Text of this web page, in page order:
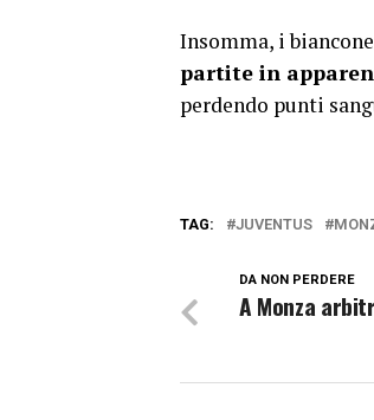
Insomma, i
partite in
perdendo punti
TAG: JUVENTUS
DA NON PERDERE
A Monza